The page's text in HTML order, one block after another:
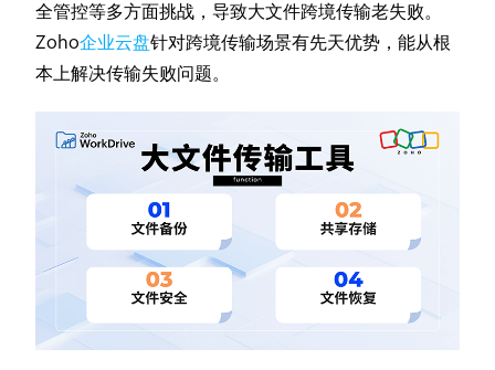
全管控等多方面挑战，导致大文件跨境传输老失败。
Zoho企业云盘针对跨境传输场景有先天优势，能从根
本上解决传输失败问题。